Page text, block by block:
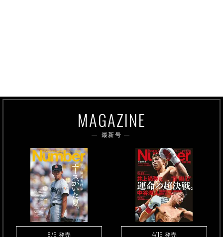
MAGAZINE
最新号
8/6 発売 4/16 発売